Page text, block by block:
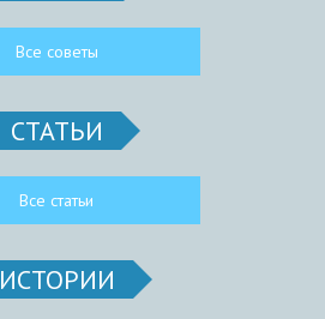
Все советы
СТАТЬИ
Все статьи
ИСТОРИИ